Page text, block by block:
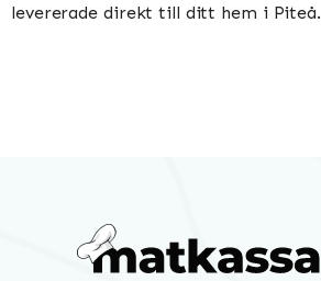
levererade direkt till ditt hem i Piteå.